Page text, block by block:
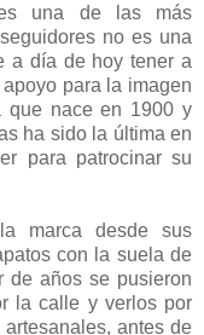
una de las más
no es una
a día de hoy tener a
para la imagen
que nace en 1900 y
ha sido la última en
para patrocinar su
marca desde sus
con la suela de
de años se pusieron
la calle y verlos por
antes de